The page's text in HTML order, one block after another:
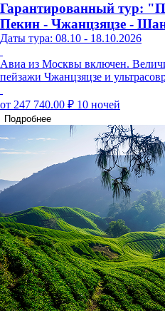
Гарантированный тур:
Пекин - Чжанцзяцзе -
Даты тура: 08.10 - 18.10.2026
Авиа из Москвы включен.
пейзажи Чжанцзяцзе и
от 247 740.00 ₽ 10 ночей
Подробнее